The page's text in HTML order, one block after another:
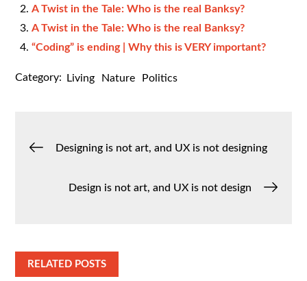
A Twist in the Tale: Who is the real Banksy?
A Twist in the Tale: Who is the real Banksy?
“Coding” is ending | Why this is VERY important?
Category: Living Nature Politics
Post
navigation
Designing is not art, and UX is not designing
Design is not art, and UX is not design
RELATED POSTS